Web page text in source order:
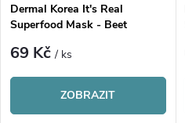
Dermal Korea It's Real
Superfood Mask - Beet
69 Kč/ ks
ZOBRAZIT